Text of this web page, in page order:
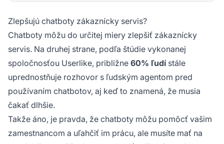
Zlepšujú chatboty zákaznícky servis?
Chatboty môžu do určitej miery zlepšiť zákaznícky
servis. Na druhej strane, podľa štúdie vykonanej
spoločnosťou Userlike, približne 60% ľudístále
uprednostňuje rozhovor s ľudským agentom pred
používaním chatbotov, aj keď to znamená, že musia
čakať dlhšie.
Takže áno, je pravda, že chatboty môžu pomôcť vašim
zamestnancom a uľahčiť im prácu, ale musíte mať na